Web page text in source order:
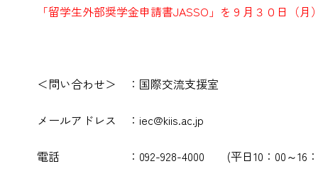
「留学生外部奨学金申請書JASSO」を９月３０日（月
＜問い合わせ＞ ：国際交流支援室
メールアドレス ：iec@kiis.ac.jp
電話 ：092-928-4000 (平日10：00～16：